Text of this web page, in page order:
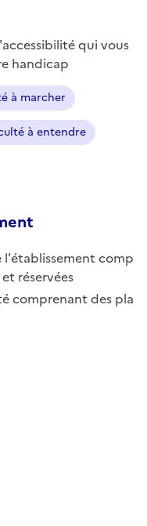
qui vous
handicap
à marcher
à entendre
l'établissement comp
réservées
comprenant des pla